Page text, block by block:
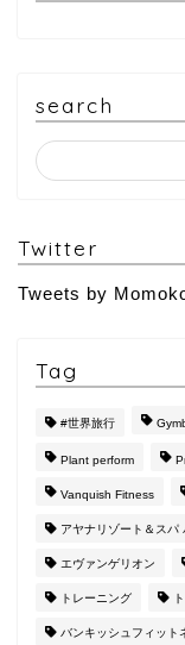
search
Twitter
Tweets by
Tag
#世界旅行
Plant perform
Vanquish Fitness
アヤナリゾート＆スパ
エヴァンゲリオン
トレーニング
バンキッシュフィット